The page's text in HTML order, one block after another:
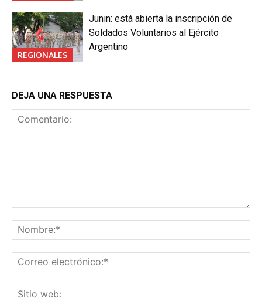
REGIONALES
Junin: está abierta la inscripción de
Soldados Voluntarios al Ejército
Argentino
DEJA UNA RESPUESTA